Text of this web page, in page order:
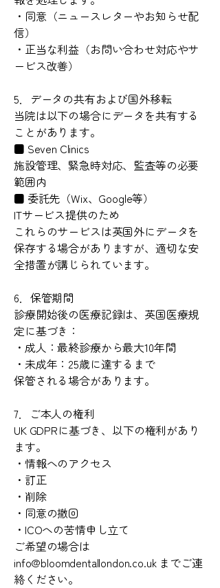
・同意（ニュースレターやお知らせ配
信）
・正当な利益（お問い合わせ対応やサ
ービス改善）
5．データの共有および国外移転
当院は以下の場合にデータを共有する
ことがあります。
■ Seven Clinics
施設管理、緊急時対応、監査等の必要
範囲内
■ 委託先（Wix、Google等）
ITサービス提供のため
これらのサービスは英国外にデータを
保存する場合がありますが、適切な安
全措置が講じられています。
6．保管期間
診療開始後の医療記録は、英国医療規
定に基づき：
・成人：最終診療から最大10年間
・未成年：25歳に達するまで
保管される場合があります。
7．ご本人の権利
UK GDPRに基づき、以下の権利があり
ます。
・情報へのアクセス
・訂正
・削除
・同意の撤回
・ICOへの苦情申し立て
ご希望の場合は
info@bloomdentallondon.co.ukまでご連
絡ください。